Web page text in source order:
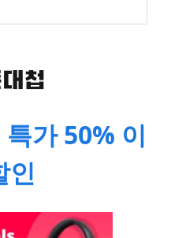
가 50% 이
인